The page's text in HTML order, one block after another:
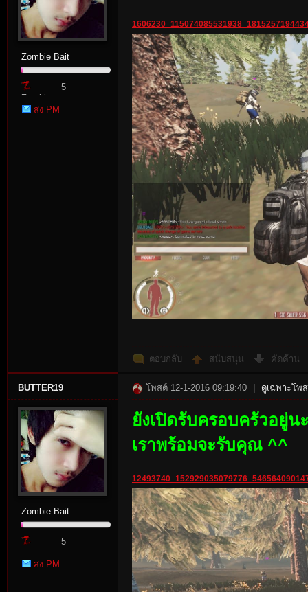
es
Zombie Bait
Zombie
Point
5
ส่ง PM
ตอบกลับ สนับสนุน คัดค้าน
BUTTER19
Zombie Bait
Zombie
Point
5
ส่ง PM
โพสต์ 12-1-2016 09:19:40 ดูเฉพาะโพ
ยังเปิดรับครอบครัวอยู่
เราพร้อมจะรับคุณ ^^